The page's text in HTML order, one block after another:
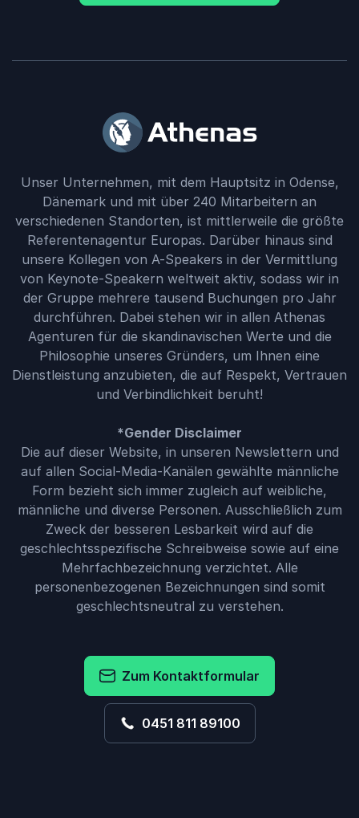
Unser Unternehmen, mit dem Hauptsitz in Odense,
Dänemark und mit über 240 Mitarbeitern an
verschiedenen Standorten, ist mittlerweile die größte
Referentenagentur Europas. Darüber hinaus sind
unsere Kollegen von A-Speakers in der Vermittlung
von Keynote-Speakern weltweit aktiv, sodass wir in
der Gruppe mehrere tausend Buchungen pro Jahr
durchführen. Dabei stehen wir in allen Athenas
Agenturen für die skandinavischen Werte und die
Philosophie unseres Gründers, um Ihnen eine
Dienstleistung anzubieten, die auf Respekt, Vertrauen
und Verbindlichkeit beruht!
*Gender Disclaimer
Die auf dieser Website, in unseren Newslettern und
auf allen Social-Media-Kanälen gewählte männliche
Form bezieht sich immer zugleich auf weibliche,
männliche und diverse Personen. Ausschließlich zum
Zweck der besseren Lesbarkeit wird auf die
geschlechtsspezifische Schreibweise sowie auf eine
Mehrfachbezeichnung verzichtet. Alle
personenbezogenen Bezeichnungen sind somit
geschlechtsneutral zu verstehen.
Zum Kontaktformular
0451 811 89100